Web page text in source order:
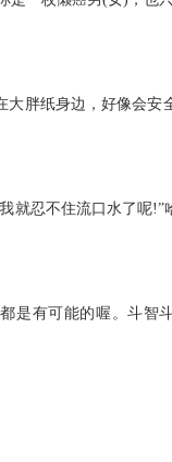
胖纸身边，好像会
就忍不住流口水了呢
是有可能的喔。斗智